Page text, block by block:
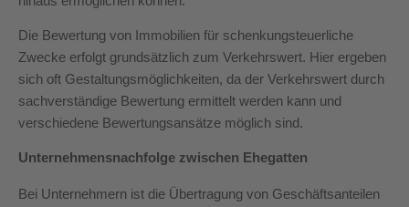
Die Bewertung von Immobilien für schenkungsteuerliche
Zwecke erfolgt grundsätzlich zum Verkehrswert. Hier ergeben
sich oft Gestaltungsmöglichkeiten, da der Verkehrswert durch
sachverständige Bewertung ermittelt werden kann und
verschiedene Bewertungsansätze möglich sind.
Unternehmensnachfolge zwischen Ehegatten
Bei Unternehmern ist die Übertragung von Geschäftsanteilen